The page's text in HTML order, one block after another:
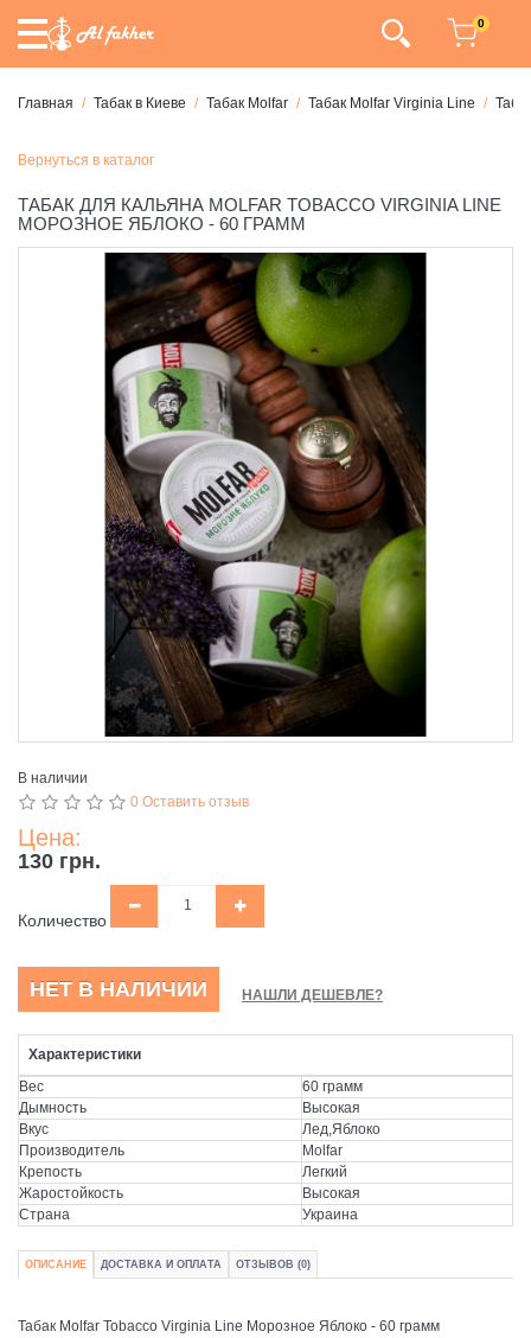
0
Главная Табак в Киеве Табак Molfar Табак Molfar Virginia Line
Вернуться в каталог
ТАБАК ДЛЯ КАЛЬЯНА MOLFAR TOBACCO VIRGINIA LINE
МОРОЗНОЕ ЯБЛОКО - 60 ГРАММ
В наличии
0 Оставить отзыв
Цена:
130 грн.
Количество
НЕТ В НАЛИЧИИ НАШЛИ ДЕШЕВЛЕ?
Характеристики
Вес
60 грамм
Дымность
Высокая
Вкус
Лед,Яблоко
Производитель
Molfar
Крепость
Легкий
Жаростойкость
Высокая
Страна
Украина
ОПИСАНИЕ ДОСТАВКА И ОПЛАТА ОТЗЫВОВ (0)
Табак Molfar Tobacco Virginia Line Морозное Яблоко - 60 грамм